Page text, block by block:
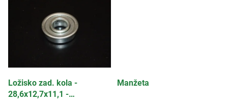
Ložisko zad. kola -
28,6x12,7x11,1 -
Manžeta